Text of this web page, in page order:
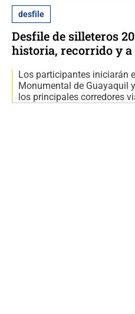
desfile
Desfile de silleteros
historia, recorrido y a
Los participantes iniciarán
Monumental de Guayaquil
los principales corredores